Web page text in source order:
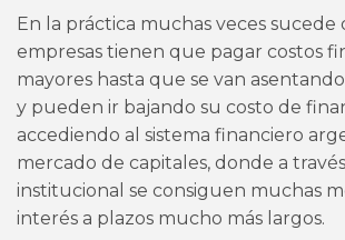
En la práctica muchas veces sucede
empresas tienen que pagar costos
mayores hasta que se van
y pueden ir bajando su costo de
accediendo al sistema financiero
mercado de capitales, donde a
institucional se consiguen muchas
interés a plazos mucho más largos.